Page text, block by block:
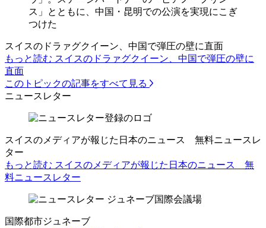
スイスのドラァグクイーン、中国で弾圧の壁に直面
もっと読む スイスのドラァグクイーン、中国で弾圧の壁に
直面
このトピックの記事をすべて見る
ニュースレター
スイスのメディアが報じた日本のニュース 無料ニュースレ
ター
もっと読む スイスのメディアが報じた日本のニュース 無
料ニュースレター
国際都市ジュネーブ